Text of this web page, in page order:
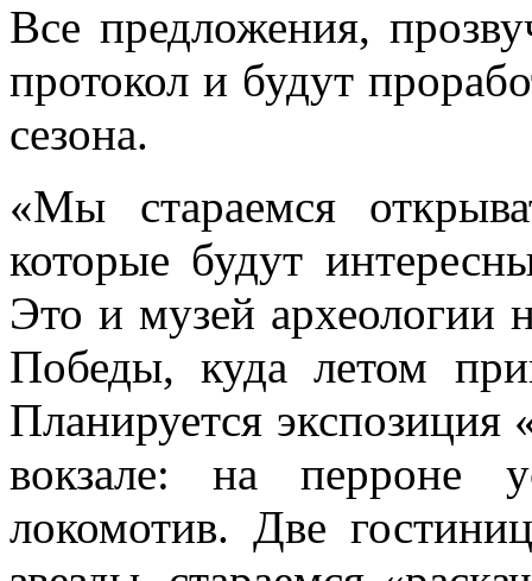
Все предложения,
протокол и будут
сезона.
«Мы стараемся
которые будут
Это и музей археологии
Победы, куда летом
Планируется
вокзале: на перроне
локомотив. Две